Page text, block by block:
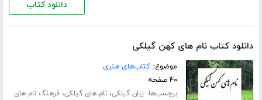
دانلود کتاب
دانلود کتاب نام های کهن گیلکی
موضوع:کتاب‌های هنری
۴۰ صفحه
برچسب‌ها: زبان گیلکی،نام های گیلکی، فرهنگ نام های